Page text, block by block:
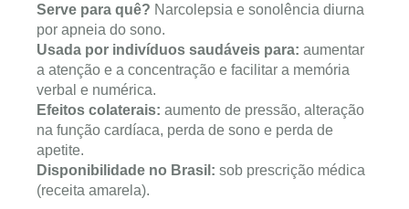
Serve para quê? Narcolepsia e sonolência diurna
por apneia do sono.
Usada por indivíduos saudáveis para: aumentar
a atenção e a concentração e facilitar a memória
verbal e numérica.
Efeitos colaterais: aumento de pressão, alteração
na função cardíaca, perda de sono e perda de
apetite.
Disponibilidade no Brasil: sob prescrição médica
(receita amarela).